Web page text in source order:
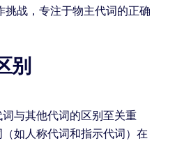
挑战，专注于物主代词的正确
别
与其他代词的区别至关重
如人称代词和指示代词）在